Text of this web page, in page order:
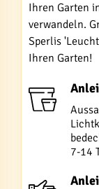
Ihren Garten
verwandeln.
Sperlis
Ihren Garten!
7-14